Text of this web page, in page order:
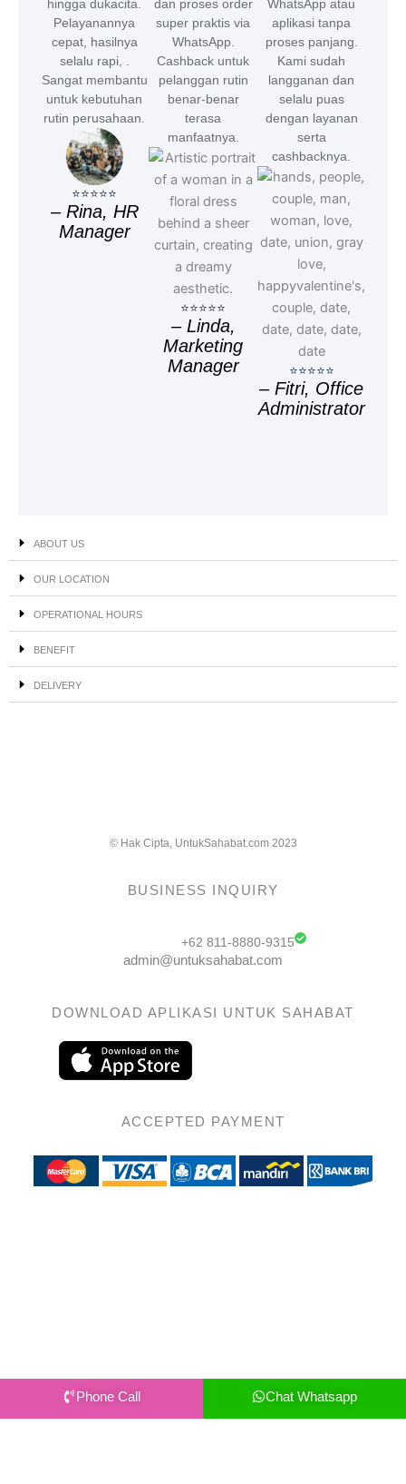
hingga dukacita.
Pelayanannya
cepat, hasilnya
selalu rapi, .
Sangat membantu
untuk kebutuhan
rutin perusahaan.
⭐⭐⭐⭐⭐
– Rina, HR
Manager
dan proses order
super praktis via
WhatsApp.
Cashback untuk
pelanggan rutin
benar-benar
terasa
manfaatnya.
⭐⭐⭐⭐⭐
– Linda,
Marketing
Manager
WhatsApp atau
aplikasi tanpa
proses panjang.
Kami sudah
langganan dan
selalu puas
dengan layanan
serta
cashbacknya.
⭐⭐⭐⭐⭐
– Fitri, Office
Administrator
ABOUT US
OUR LOCATION
OPERATIONAL HOURS
BENEFIT
DELIVERY
© Hak Cipta, UntukSahabat.com 2023
BUSINESS INQUIRY
+62 811-8880-9315
admin@untuksahabat.com
DOWNLOAD APLIKASI UNTUK SAHABAT
ACCEPTED PAYMENT
Phone Call Chat Whatsapp